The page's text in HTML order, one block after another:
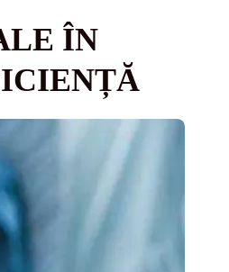
ÎN